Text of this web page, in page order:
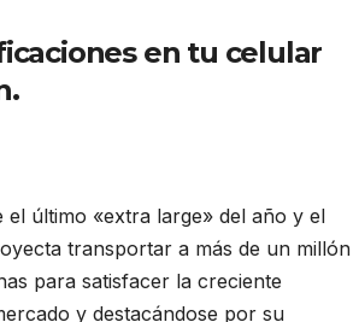
en tu celular
el último «extra large» del año y el
transportar a más de un millón
para satisfacer la creciente
y destacándose por su